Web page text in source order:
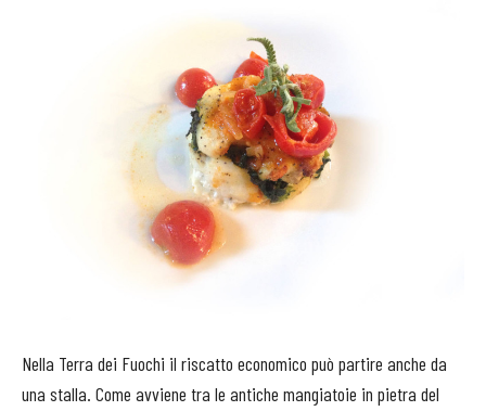
Nella Terra dei Fuochi il riscatto economico può partire anche da
una stalla. Come avviene tra le antiche mangiatoie in pietra del